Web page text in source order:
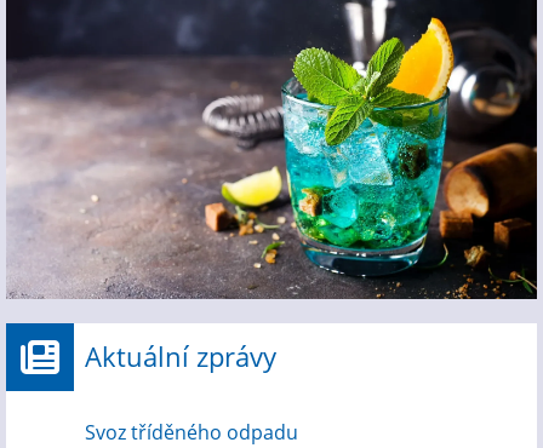
Aktuální zprávy
Svoz tříděného odpadu